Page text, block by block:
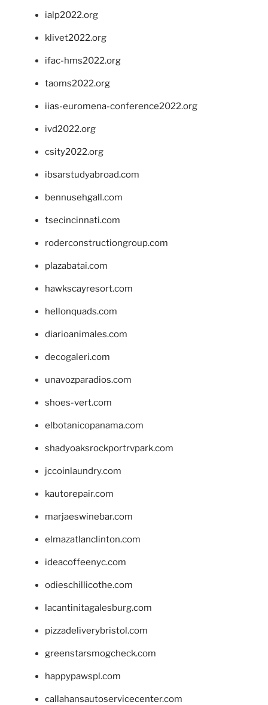
ialp2022.org
klivet2022.org
ifac-hms2022.org
taoms2022.org
iias-euromena-conference2022.org
ivd2022.org
csity2022.org
ibsarstudyabroad.com
bennusehgall.com
tsecincinnati.com
roderconstructiongroup.com
plazabatai.com
hawkscayresort.com
hellonquads.com
diarioanimales.com
decogaleri.com
unavozparadios.com
shoes-vert.com
elbotanicopanama.com
shadyoaksrockportrvpark.com
jccoinlaundry.com
kautorepair.com
marjaeswinebar.com
elmazatlanclinton.com
ideacoffeenyc.com
odieschillicothe.com
lacantinitagalesburg.com
pizzadeliverybristol.com
greenstarsmogcheck.com
happypawspl.com
callahansautoservicecenter.com